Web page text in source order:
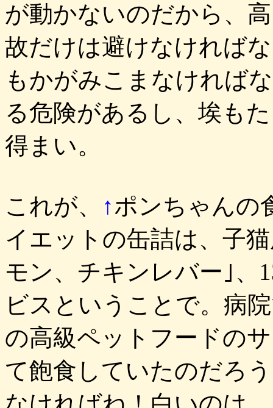
が動かないのだから、
故だけは避けなければ
もかがみこまなければ
る危険があるし、埃も
得まい。
これが、 ↑ポンちゃんの
イエットの缶詰は、子
モン、チキンレバー｣、
ビスということで。病
の高級ペットフードの
て飽食していたのだろ